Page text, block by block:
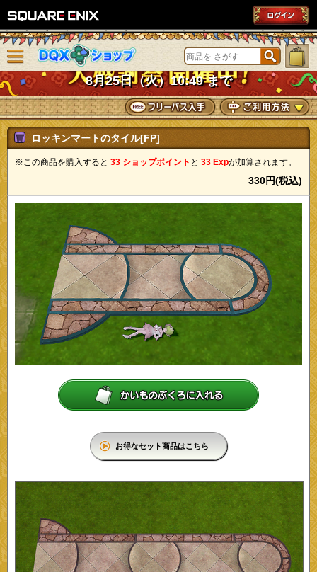
DQXショップ
8月25日（火）10:49 まで
ニューを閉じる
ロッキンマートのタイル[FP]
※この商品を購入すると 33 ショップポイント と 33 Expが加算されます。
330円(税込)
お得なセット商品はこちら